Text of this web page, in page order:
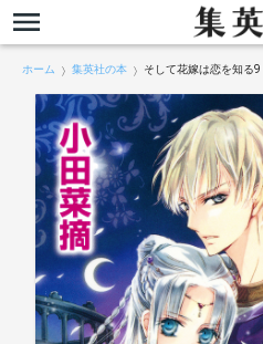
ホーム 集英社の本 そして花嫁は恋を知